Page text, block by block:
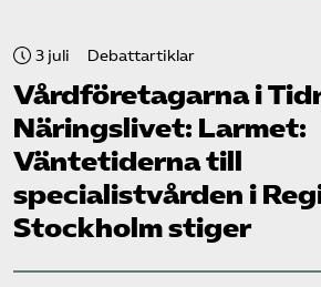
3 juli Debattartiklar
Vård­företagarna i
Näringslivet: Larmet:
Väntetiderna till
specialistvården i
Stockholm stiger